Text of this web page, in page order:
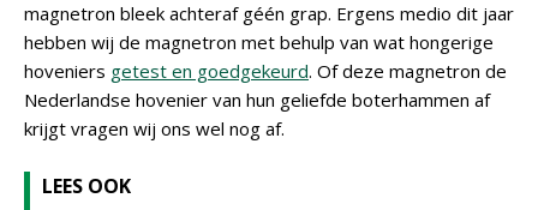
magnetron bleek achteraf géén grap. Ergens medio dit jaar
hebben wij de magnetron met behulp van wat hongerige
hoveniers getest en goedgekeurd. Of deze magnetron de
Nederlandse hovenier van hun geliefde boterhammen af
krijgt vragen wij ons wel nog af.
LEES OOK